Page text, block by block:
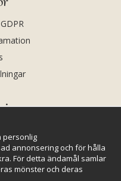
personlig
annonsering och för hålla
För detta ändamål samlar
mönster och deras